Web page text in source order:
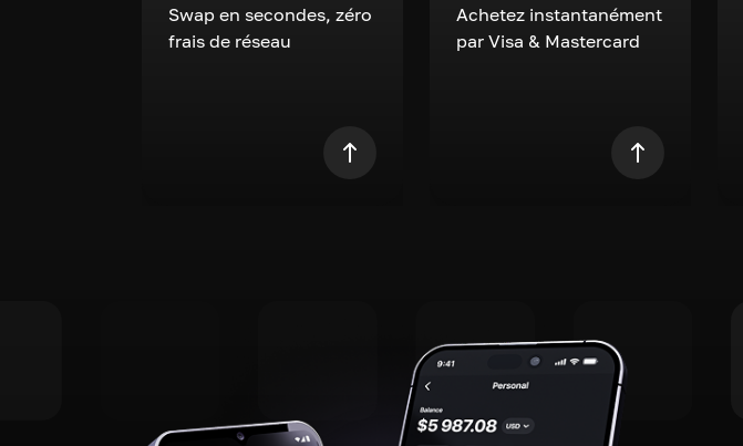
Swap en secondes, zéro
frais de réseau
Achetez instantanément
par Visa & Mastercard